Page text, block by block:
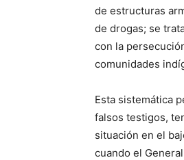
de estructuras
de drogas; se
con la
comunidades
Esta sistemática
falsos testigos,
situación en el
cuando el